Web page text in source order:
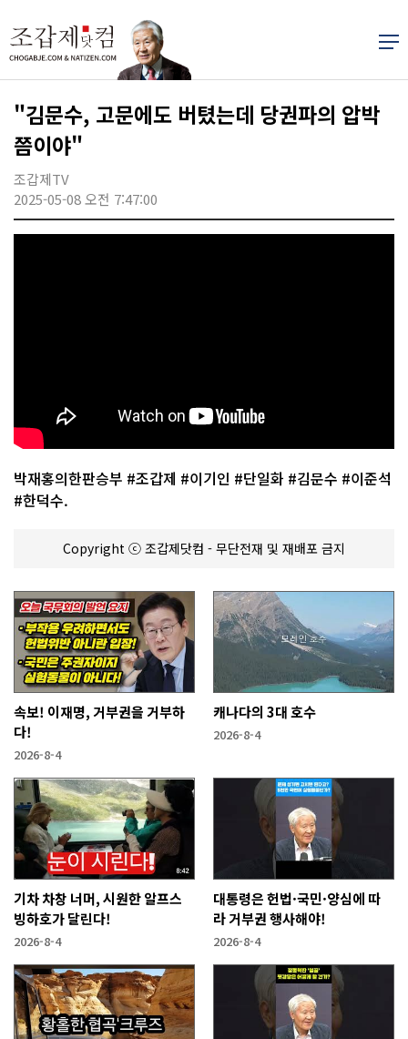
"김문수, 고문에도 버텼는데 당권파의 압박
쯤이야"
조갑제TV
2025-05-08 오전 7:47:00
박재홍의한판승부 #조갑제 #이기인 #단일화 #김문수 #이준석
#한덕수.
Copyright ⓒ 조갑제닷컴 - 무단전재 및 재배포 금지
속보! 이재명, 거부권을 거부하
다!
2026-8-4
캐나다의 3대 호수
2026-8-4
기차 차창 너머, 시원한 알프스
빙하호가 달린다!
2026-8-4
대통령은 헌법·국민·양심에 따
라 거부권 행사해야!
2026-8-4